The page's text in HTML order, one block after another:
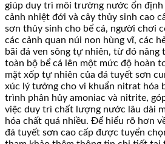
giúp duy trì môi trường nước ổn định
cảnh nhiệt đới và cây thủy sinh cao
sơn thủy sinh cho bể cá, người chơi
các cảnh quan núi non hùng vĩ, các
bãi đá ven sông tự nhiên, từ đó nâng
toàn bộ bể cá lên một mức độ hoàn
mặt xốp tự nhiên của đá tuyết sơn
xúc lý tưởng cho vi khuẩn nitrat hóa
trình phân hủy amoniac và nitrite,
việc duy trì chất lượng nước lâu dài
hóa chất quá nhiều. Để hiểu rõ hơn
đá tuyết sơn cao cấp được tuyển